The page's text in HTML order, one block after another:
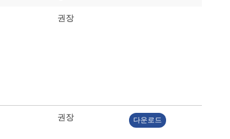
권장
권장 다운로드